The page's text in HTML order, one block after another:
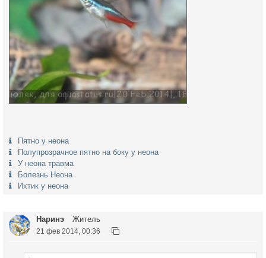
Пятно у неона
Полупрозрачное пятно на боку у неона
У неона травма
Болезнь Неона
Ихтик у неона
Наринэ Житель
21 фев 2014, 00:36